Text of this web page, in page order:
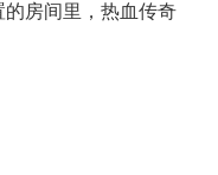
房间里，热血传奇